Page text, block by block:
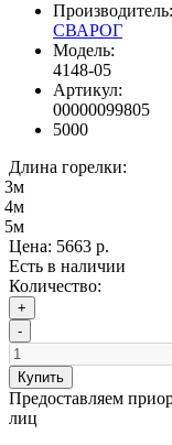
Производитель:
СВАРОГ
Модель:
4148-05
Артикул:
00000099805
5000
Длина горелки:
3м
4м
5м
Цена: 5663 р.
Есть в наличии
Количество:
+
-
Купить
Предоставляем
лиц